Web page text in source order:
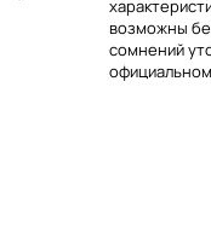
возможны
сомнений